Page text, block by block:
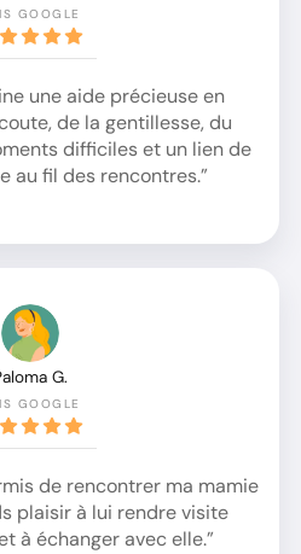
GOOGLE
une aide précieuse en
de la gentillesse, du
difficiles et un lien de
au fil des rencontres.”
G.
GOOGLE
de rencontrer ma mamie
plaisir à lui rendre visite
à échanger avec elle.”